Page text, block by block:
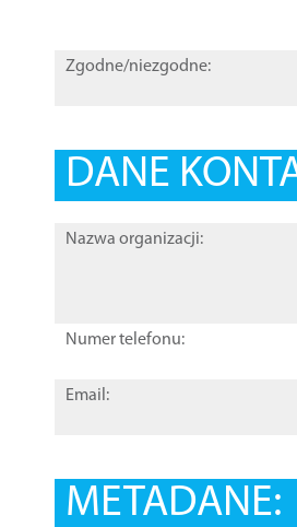
Zgodne/niezgodne:
DANE
Nazwa organizacji:
Numer telefonu:
Email:
METADANE: